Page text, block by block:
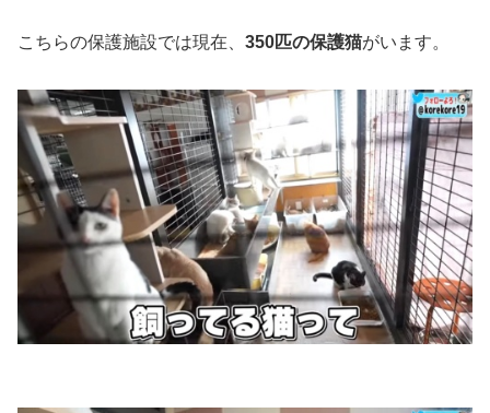
こちらの保護施設では現在、 350匹の保護猫がいます。